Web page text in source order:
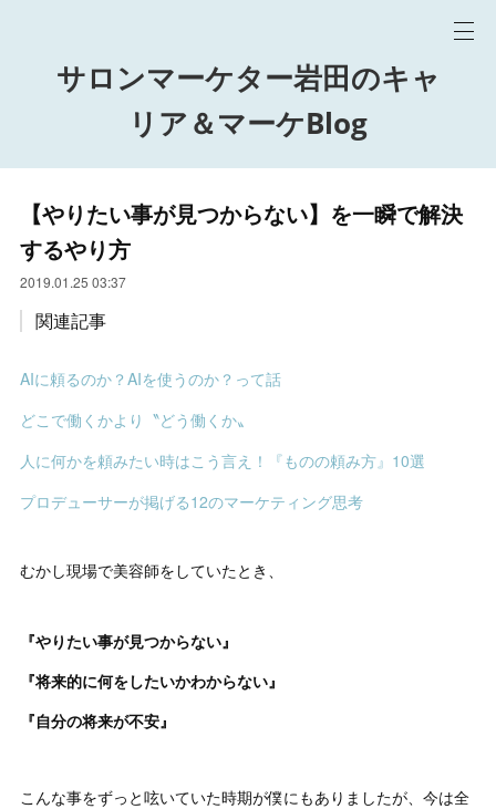
サロンマーケター岩田のキャ
リア＆マーケBlog
【やりたい事が見つからない】を一瞬で解決
するやり方
2019.01.25 03:37
関連記事
AIに頼るのか？AIを使うのか？って話
どこで働くかより〝どう働くか〟
人に何かを頼みたい時はこう言え！『ものの頼み方』10選
プロデューサーが掲げる12のマーケティング思考
むかし現場で美容師をしていたとき、
『やりたい事が見つからない』
『将来的に何をしたいかわからない』
『自分の将来が不安』
こんな事をずっと呟いていた時期が僕にもありましたが、今は全